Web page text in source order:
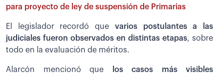
para proyecto de ley de suspensión de Primarias
El legislador recordó que varios postulantes a las
judiciales fueron observados en distintas etapas, sobre
todo en la evaluación de méritos.
Alarcón mencionó que
los casos más visibles